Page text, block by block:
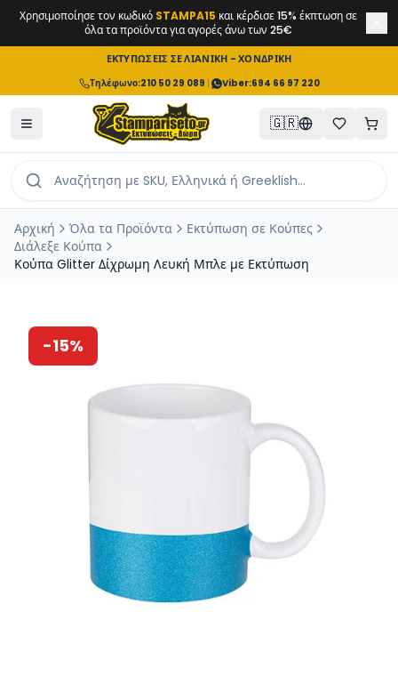
Χρησιμοποίησε τον κωδικό STAMPA15 και κέρδισε 15% έκπτωση σε
όλα τα προϊόντα για αγορές άνω των 25€
ΕΚΤΥΠΩΣΕΙΣ ΣΕ ΛΙΑΝΙΚΗ - ΧΟΝΔΡΙΚΗ
Τηλέφωνο:210 50 29 089 | Viber:694 66 97 220
🇬🇷
Αρχική Όλα τα Προϊόντα
Εκτύπωση σε Κούπες
Διάλεξε Κούπα
Κούπα Glitter Δίχρωμη Λευκή Μπλε με Εκτύπωση
-15%